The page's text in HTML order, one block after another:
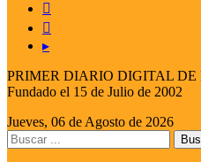


▸
PRIMER DIARIO DIGITAL DE
Fundado el 15 de Julio de 2002
Jueves, 06 de Agosto de 2026